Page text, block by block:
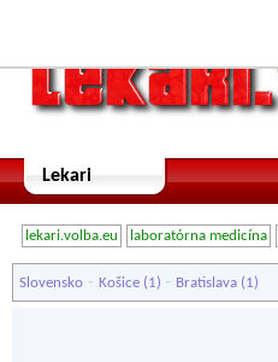
Lekari
lekari.volba.eu laboratórna medicína
Slovensko - Košice (1) - Bratislava (1)